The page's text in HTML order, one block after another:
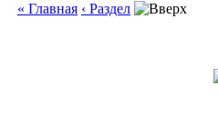
« Главная ‹ Раздел